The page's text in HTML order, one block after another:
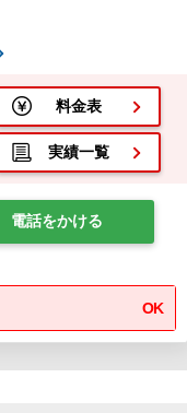
料金表
実績一覧
電話をかける
OK